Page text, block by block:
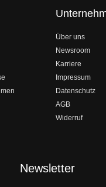
Über uns
Newsroom
Karriere
Impressum
Datenschutz
AGB
Widerruf
Newsletter